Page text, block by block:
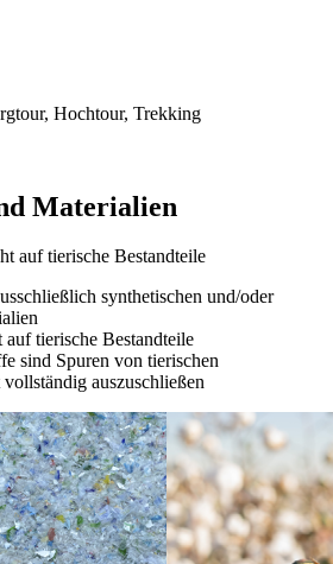
Hochtour, Trekking
Materialien
auf tierische Bestandteile
synthetischen und/oder
tierische Bestandteile
sind Spuren von tierischen
auszuschließen